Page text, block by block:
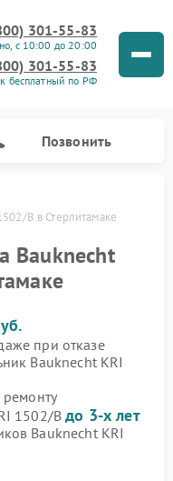
301-55-83
с 10:00 до 20:00
301-55-83
бесплатный по РФ
Позвонить
B в Стерлитамаке
Bauknecht
при отказе
Bauknecht KRI
1502/Bдо 3-х лет
Bauknecht KRI